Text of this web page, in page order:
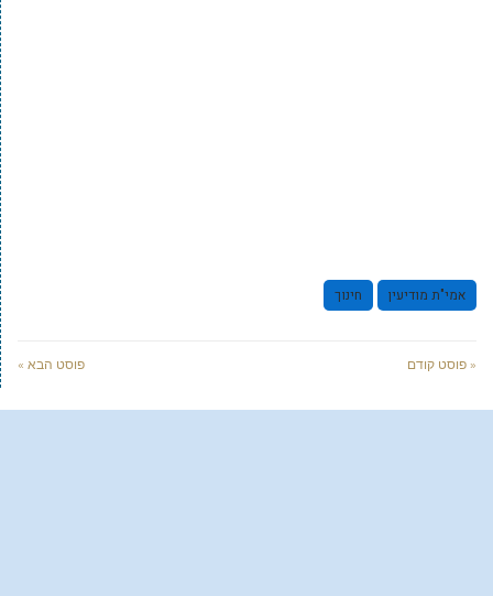
אמי"ת מודיעין חינוך
« פוסט קודם פוסט הבא »